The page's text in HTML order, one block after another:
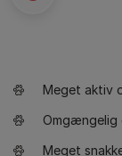
Meget aktiv
Meget